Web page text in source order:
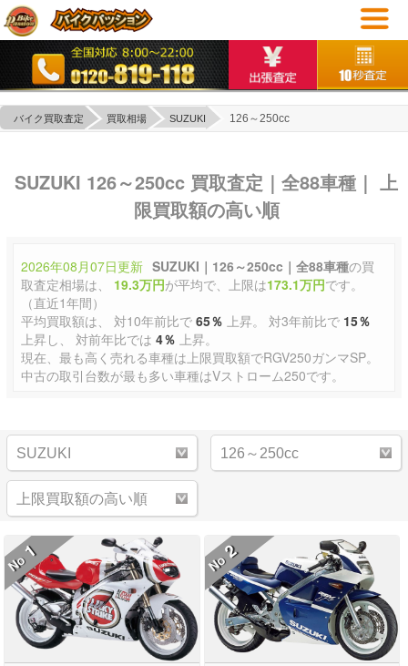
バイク買取査定 買取相場 SUZUKI 126～250cc
SUZUKI 126～250cc 買取査定｜全88車種｜ 上
限買取額の高い順
2026年08月07日更新 SUZUKI｜126～250cc｜全88車種の買
取査定相場は、 19.3万円が平均で、上限は173.1万円です。
（直近1年間）
平均買取額は、 対10年前比で65％ 上昇。 対3年前比で 15％
上昇し、 対前年比では4％ 上昇。
現在、最も高く売れる車種は上限買取額でRGV250ガンマSP。
中古の取引台数が最も多い車種はVストローム250です。
No
1 No
2